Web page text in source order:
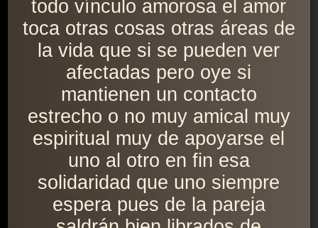
todo vínculo amorosa el amor
toca otras cosas otras áreas de
la vida que si se pueden ver
afectadas pero oye si
mantienen un contacto
estrecho o no muy amical muy
espiritual muy de apoyarse el
uno al otro en fin esa
solidaridad que uno siempre
espera pues de la pareja